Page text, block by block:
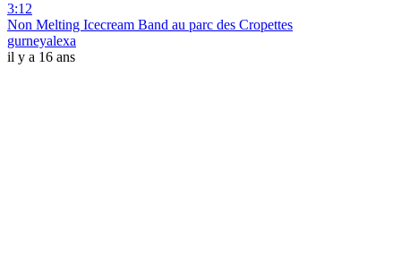
3:12
Non Melting Icecream Band au parc des Cropettes
gurneyalexa
il y a 16 ans